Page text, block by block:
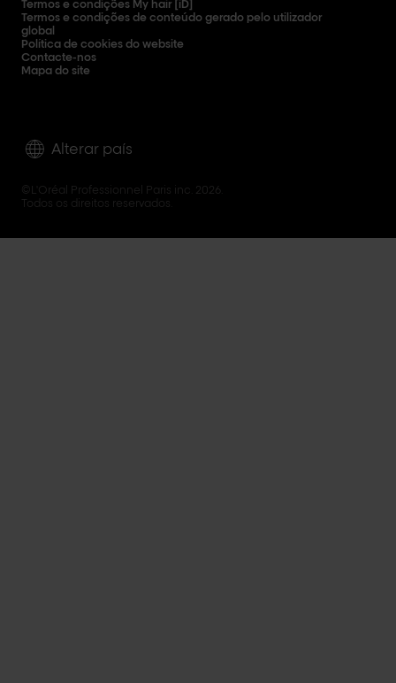
Alterar país
©L'Oréal Professionnel Paris inc. 2026.
Todos os direitos reservados.
Termos e condições My hair [iD]
Termos e condições de conteúdo gerado pelo utilizador
global
Política de cookies do website
Contacte-nos
Mapa do site